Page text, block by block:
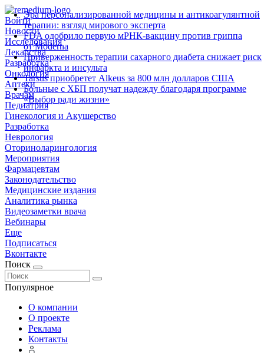
Войти
Новости
Исследования
Лекарства
Разработка
Онкология
Аптеки
Врачам
Педиатрия
Гинекология и Акушерство
Разработка
Неврология
Оториноларингология
Мероприятия
Фармацевтам
Законодательство
Медицинские издания
Аналитика рынка
Видеозаметки врача
Вебинары
Еще
Подписаться
Вконтакте
Поиск
Популярное
Эра персонализированной медицины и антикоагулянтной
терапии: взгляд мирового эксперта
FDA одобрило первую мРНК‑вакцину против гриппа
от Moderna
Приверженность терапии сахарного диабета снижает риск
инфаркта и инсульта
Tarsus приобретет Alkeus за 800 млн долларов США
Больные с ХБП получат надежду благодаря программе
«Выбор ради жизни»
О компании
О проекте
Реклама
Контакты